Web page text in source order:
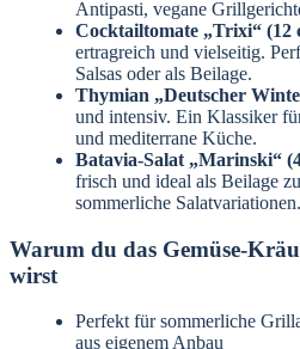
Antipasti, vegane
Cocktailtomate „Trixi“ (12
ertragreich und vielseitig.
Salsas oder als Beilage.
Thymian „Deutscher
und intensiv. Ein Klassiker
und mediterrane Küche.
Batavia-Salat „Marinski“
frisch und ideal als Beilage
sommerliche Salatvariationen.
Warum du das Gemüse-
wirst
Perfekt für sommerliche
aus eigenem Anbau